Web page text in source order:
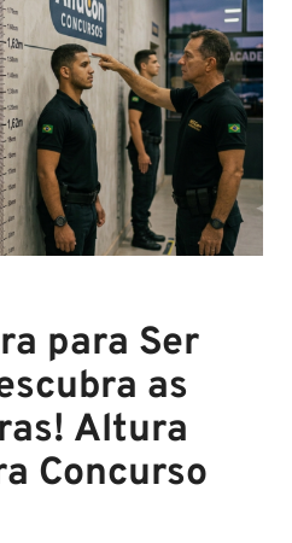
para Ser
as
Altura
Concurso